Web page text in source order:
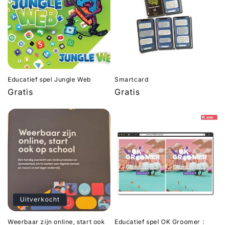
Educatief spel Jungle Web
Normale
Gratis
Smartcard
Normale
Gratis
Uitverkocht
Weerbaar zijn online, start ook
Educatief spel OK Groomer :